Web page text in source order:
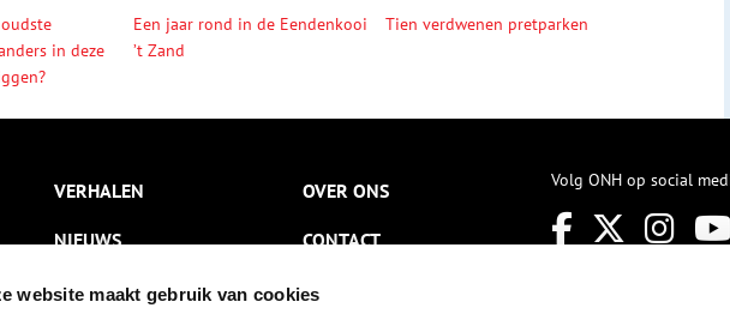
website maakt gebruik van cookies
in deze
Een jaar rond in de Eendenkooi
’t Zand
Tien verdwenen pretparken
VERHALEN
NIEUWS
KALENDER
OVER ONS
CONTACT
NIEUWSBRIEF
Volg ONH op social